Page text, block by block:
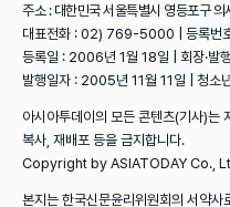
주소 : 대한민국 서울특별시 영등포구
대표전화 : 02) 769-5000 | 등록번
등록일 : 2006년 1월 18일 | 회장·발
발행일자 : 2005년 11월 11일 | 청소
아시아투데이의 모든 콘텐츠(기사)는
복사, 재배포 등을 금지합니다.
Copyright by ASIATODAY Co.,
본지는 한국신문윤리위원회의 서약